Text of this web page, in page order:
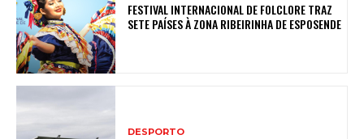
FESTIVAL INTERNACIONAL DE FOLCLORE TRAZ
SETE PAÍSES À ZONA RIBEIRINHA DE ESPOSENDE
DESPORTO